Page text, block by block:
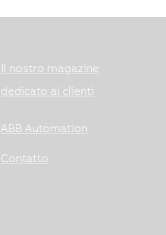
Il nostro magazine
dedicato ai clienti
ABB Automation
Contatto